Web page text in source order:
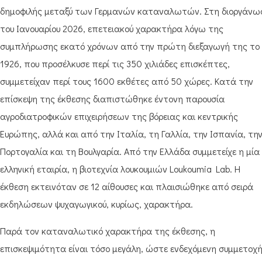
δημοφιλής μεταξύ των Γερμανών καταναλωτών. Στη
του Ιανουαρίου 2026, επετειακού χαρακτήρα λόγω της
συμπλήρωσης εκατό χρόνων από την πρώτη διεξαγωγή της το
1926, που προσέλκυσε περί τις 350 χιλιάδες επισκέπτες,
συμμετείχαν περί τους 1600 εκθέτες από 50 χώρες. Κατά την
επίσκεψη της έκθεσης διαπιστώθηκε έντονη παρουσία
αγροδιατροφικών επιχειρήσεων της βόρειας και κεντρικής
Ευρώπης, αλλά και από την Ιταλία, τη Γαλλία, την Ισπανία, την
Πορτογαλία και τη Βουλγαρία. Από την Ελλάδα συμμετείχε η μία
ελληνική εταιρία, η βιοτεχνία λουκουμιών Loukoumia Lab. Η
έκθεση εκτεινόταν σε 12 αίθουσες και πλαισιώθηκε από σειρά
εκδηλώσεων ψυχαγωγικού, κυρίως, χαρακτήρα.
Παρά τον καταναλωτικό χαρακτήρα της έκθεσης, η
επισκεψιμότητα είναι τόσο μεγάλη, ώστε ενδεχόμενη συμμετοχή